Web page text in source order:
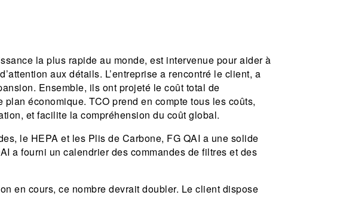
la plus rapide au monde, est intervenue pour aider à
aux détails. L’entreprise a rencontré le client, a
Ensemble, ils ont projeté le coût total de
économique. TCO prend en compte tous les coûts,
et facilite la compréhension du coût global.
le HEPA et les Plis de Carbone, FG QAI a une solide
a fourni un calendrier des commandes de filtres et des
en cours, ce nombre devrait doubler. Le client dispose